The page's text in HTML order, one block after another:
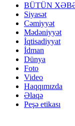
BÜTÜN
Siyasət
Cəmiyyət
Mədəniyyət
İqtisadiyyat
İdman
Dünya
Foto
Video
Haqqımızda
Əlaqə
Peşə etikası